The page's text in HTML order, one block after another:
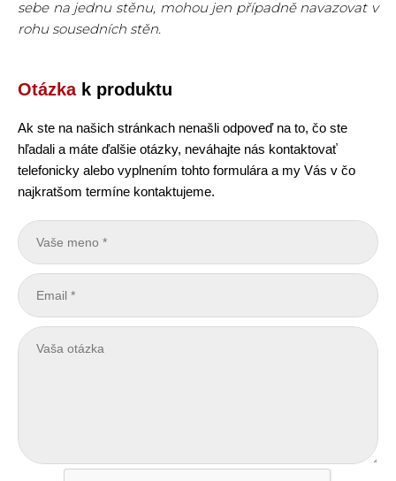
sebe na jednu stěnu, mohou jen případně navazovat v
rohu sousedních stěn.
Otázkak produktu
Ak ste na našich stránkach nenašli odpoveď na to, čo ste
hľadali a máte ďalšie otázky, neváhajte nás kontaktovať
telefonicky alebo vyplnením tohto formulára a my Vás v čo
najkratšom termíne kontaktujeme.